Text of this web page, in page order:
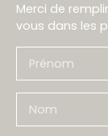
Merci de
vous dans les
Prénom
Nom